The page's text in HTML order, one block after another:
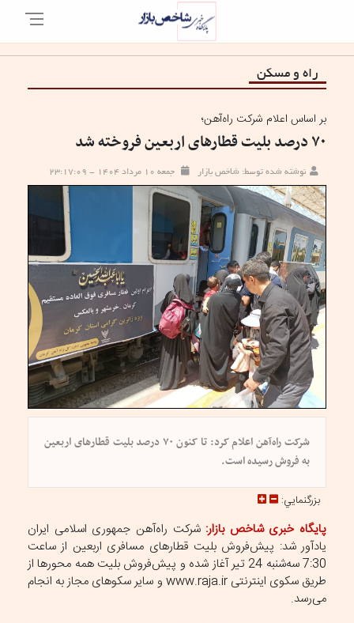
راه و مسکن
بر اساس اعلام شرکت راه‌آهن؛
۷۰ درصد بلیت قطارهای اربعین فروخته شد
نوشته شده توسط: شاخص بازار جمعه ۱۰ مرداد ۱۴۰۴ - ۲۳:۱۷:۰۹
شرکت راه‌آهن اعلام کرد: تا کنون ۷۰ درصد بلیت قطارهای اربعین
به فروش رسیده است.
بزرگنمايي:
پایگاه خبری شاخص بازار: شرکت راه‌آهن جمهوری اسلامی ایران
یادآور شد: پیش‌فروش بلیت قطارهای مسافری اربعین از ساعت
7:30 سه‌شنبه 24 تیر آغاز شده و پیش‌فروش بلیت همه محورها از
طریق سکوی اینترنتی www.raja.ir و سایر سکوهای مجاز به انجام
می‌رسد.